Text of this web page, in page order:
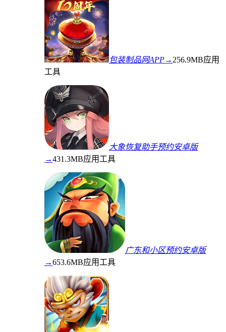
包装制品网APP→ 256.9MB应用
工具
大象恢复助手预约安卓版
→431.3MB应用工具
广东和小区预约安卓版
→653.6MB应用工具